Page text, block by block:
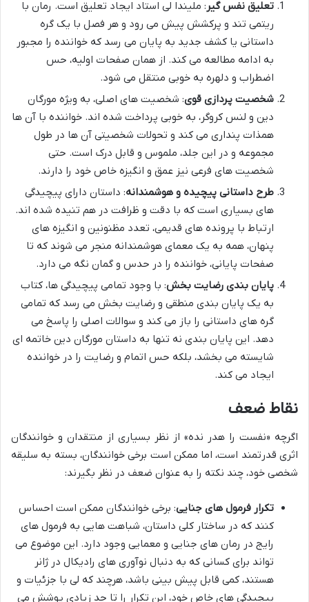
تعلیق نفس گیر : ملیندا لی استاد ایجاد تعلیق است. رمان با
ریتمی تند و پرکشش پیش می رود و هر فصل با یک گره
داستانی یا کشف جدید به پایان می رسد که خواننده را مجبور
به ادامه مطالعه می کند. از همان صفحات اولیه، حس
اضطراب و دلهره به خوبی منتقل می شود.
شخصیت پردازی قوی: شخصیت های اصلی، به ویژه مورگان
دین و لنس کروگر، به خوبی پرداخت شده اند. خواننده با آن ها
همذات پنداری می کند و تحولات شخصیتی آن ها در طول
مجموعه و در این جلد، ملموس و قابل درک است. حتی
شخصیت های فرعی نیز عمق و انگیزه خاص خود را دارند.
طرح داستانی پیچیده و هوشمندانه: داستان دارای پیچیدگی
های بسیاری است که با دقت و ظرافت در هم تنیده شده اند.
ارتباط با پرونده های قدیمی، تعدد مظنونین و انگیزه های
پنهان، همه به یک معمای هوشمندانه منجر می شوند که تا
صفحات پایانی، خواننده را در حدس و گمان نگه می دارد.
پایان بندی رضایت بخش: با وجود تمامی پیچیدگی ها، کتاب
به یک پایان بندی منطقی و رضایت بخش می رسد که تمامی
گره های داستانی را باز می کند و سوالات اصلی را پاسخ می
دهد. این پایان بندی نه تنها به داستان مورگان دین خاتمه ای
شایسته می بخشد، بلکه حس اتمام و رضایت را در خواننده
ایجاد می کند.
نقاط ضعف
اگرچه «نفست را هدر نده» از نظر بسیاری از منتقدان و خوانندگان
اثری قدرتمند است، اما ممکن است برخی خوانندگان، بسته به سلیقه
شخصی خود، چند نکته را به عنوان ضعف در نظر بگیرند:
تکرار فرمول های جنایی: برخی خوانندگان ممکن است احساس
کنند که در ساختار کلی داستان، شباهت هایی به فرمول های
رایج در رمان های جنایی و معمایی وجود دارد. این موضوع می
تواند برای کسانی که به دنبال نوآوری های رادیکال در ژانر
هستند، کمی قابل پیش بینی باشد، هرچند که لی با جزئیات و
پیچیدگی های خاص خود، این تکرار را تا حد زیادی پوشش می